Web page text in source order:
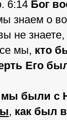
6:14 Бог
знаем о
не знаете,
мы, кто
Его
мы были с
, как был